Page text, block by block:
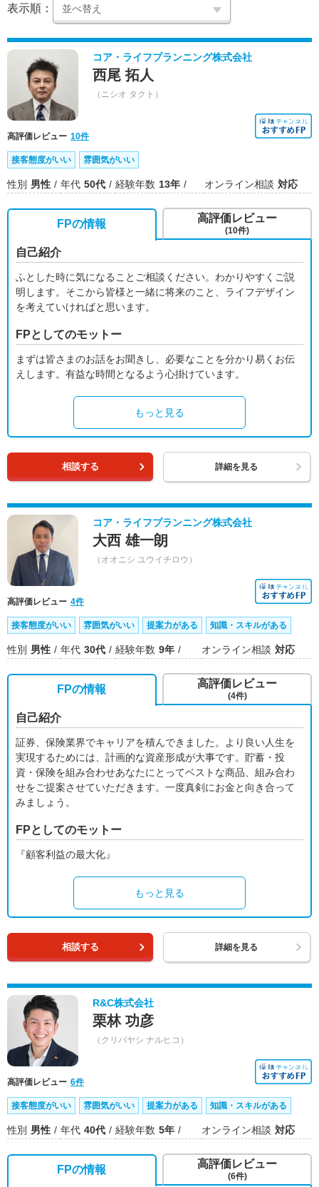
表示順：
コア・ライフプランニング株式会社
西尾 拓人
（ニシオ タクト）
高評価レビュー 10件
接客態度がいい 雰囲気がいい
性別 男性 年代 50代 経験年数 13年 オンライン相談 対応
FPの情報
自己紹介
ふとした時に気になることご相談ください。わかりやすくご説
明します。そこから皆様と一緒に将来のこと、ライフデザイン
を考えていければと思います。
FPとしてのモットー
まずは皆さまのお話をお聞きし、必要なことを分かり易くお伝
えします。有益な時間となるよう心掛けています。
もっと見る
高評価レビュー
(10件)
相談する 詳細を見る
コア・ライフプランニング株式会社
大西 雄一朗
（オオニシ ユウイチロウ）
高評価レビュー 4件
接客態度がいい 雰囲気がいい 提案力がある 知識・スキルがある
性別 男性 年代 30代 経験年数 9年 オンライン相談 対応
FPの情報
自己紹介
証券、保険業界でキャリアを積んできました。より良い人生を
実現するためには、計画的な資産形成が大事です。貯蓄・投
資・保険を組み合わせあなたにとってベストな商品、組み合わ
せをご提案させていただきます。一度真剣にお金と向き合って
みましょう。
FPとしてのモットー
『顧客利益の最大化』
もっと見る
高評価レビュー
(4件)
相談する 詳細を見る
R&C株式会社
栗林 功彦
（クリバヤシ ナルヒコ）
高評価レビュー 6件
接客態度がいい 雰囲気がいい 提案力がある 知識・スキルがある
性別 男性 年代 40代 経験年数 5年 オンライン相談 対応
FPの情報 高評価レビュー
(6件)